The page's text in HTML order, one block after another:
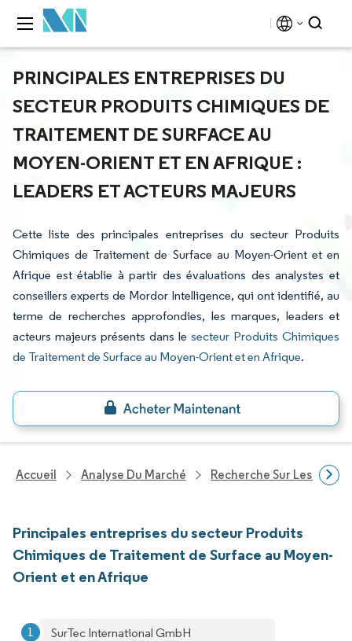
PRINCIPALES ENTREPRISES DU
SECTEUR PRODUITS CHIMIQUES DE
TRAITEMENT DE SURFACE AU
MOYEN-ORIENT ET EN AFRIQUE :
LEADERS ET ACTEURS MAJEURS
Cette liste des principales entreprises du secteur Produits
Chimiques de Traitement de Surface au Moyen-Orient et en
Afrique est établie à partir des évaluations des analystes et
conseillers experts de Mordor Intelligence, qui ont identifié, au
terme de recherches approfondies, les marques, leaders et
acteurs majeurs présents dans le secteur Produits Chimiques
de Traitement de Surface au Moyen-Orient et en Afrique.
Accueil Analyse Du Marché Recherche Sur Les
Principales entreprises du secteur Produits
Chimiques de Traitement de Surface au Moyen-
Orient et en Afrique
SurTec International GmbH